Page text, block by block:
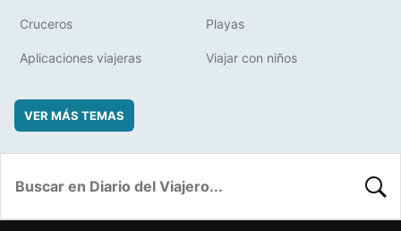
Cruceros Playas
Aplicaciones viajeras Viajar con niños
VER MÁS TEMAS